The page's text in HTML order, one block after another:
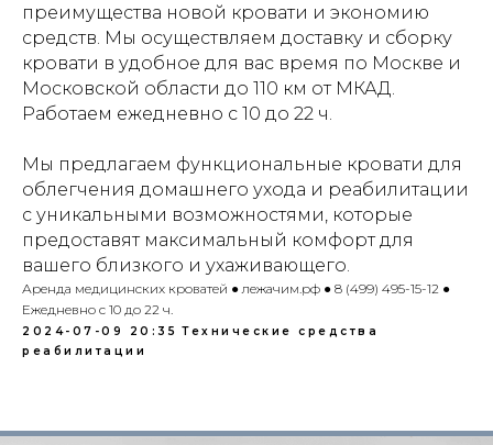
преимущества новой кровати и экономию
средств. Мы осуществляем доставку и сборку
кровати в удобное для вас время по Москве и
Московской области до 110 км от МКАД.
Работаем ежедневно с 10 до 22 ч.
Мы предлагаем функциональные кровати для
облегчения домашнего ухода и реабилитации
с уникальными возможностями, которые
предоставят максимальный комфорт для
вашего близкого и ухаживающего.
Аренда медицинских кроватей ● лежачим.рф ● 8 (499) 495-15-12 ●
Ежедневно с 10 до 22 ч.
2024-07-09 20:35 Технические средства
реабилитации
Индивидуальный предприниматель
Гришин Андрей Михайлович
ИМЕЮТСЯ ПРОТИВОПОКАЗАНИЯ!
Перед использованием необходимо
ИНН 771476044008
ОГРНИП 321508100003201
E-MAIL: lezhachim.ru@yandex.ru